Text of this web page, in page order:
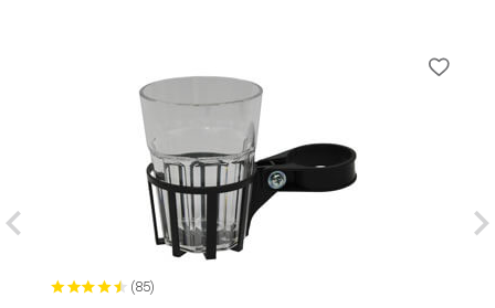
(85)